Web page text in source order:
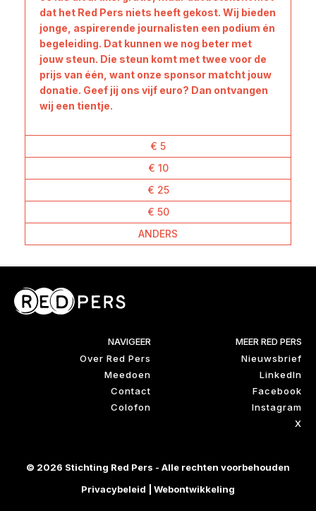
dat het Red Pers niets heeft gekost. Wij bieden
jonge, aspirerende journalisten een podium én
begeleiding. Dat kunnen we nog beter met
jouw steun. Die steun komt met twee voor de
prijs van één, want onze sponsor matcht jouw
donatie. Geef jij ons vijf euro? Dan ontvangen
wij een tientje.
€ 5
€ 10
€ 25
€ 50
ANDERS
NAVIGEER
Over Red Pers
Meedoen
Contact
Colofon
MEER RED PERS
Nieuwsbrief
LinkedIn
Facebook
Instagram
X
© 2026 Stichting Red Pers - Alle rechten voorbehouden
Privacybeleid
Webontwikkeling